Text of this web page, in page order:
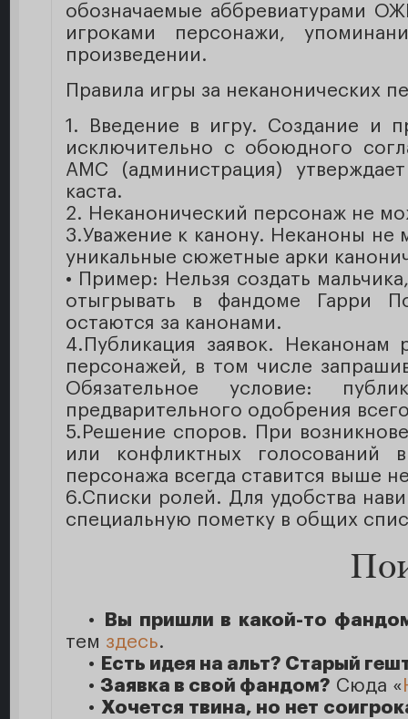
обозначаемые аббревиатурами
игроками персонажи,
произведении.
Правила игры за неканонических
1. Введение в игру. Создание и
исключительно с обоюдного
АМС (администрация)
каста.
2. Неканонический персонаж не
3.Уважение к канону. Неканоны не
уникальные сюжетные арки
• Пример: Нельзя создать
отыгрывать в фандоме Гарри
остаются за канонами.
4.Публикация заявок. Неканонам
персонажей, в том числе
Обязательное условие:
предварительного одобрения
5.Решение споров. При
или конфликтных голосований
персонажа всегда ставится выше
6.Списки ролей. Для удобства
специальную пометку в общих
•
Вы пришли в какой-то
тем здесь.
• Есть идея на альт? Старый
• Заявка в свой фандом? Сюда «
• Хочется твина, но нет